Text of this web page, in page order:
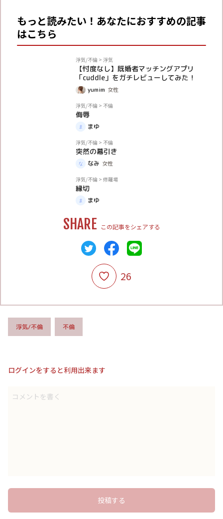
もっと読みたい！あなたにおすすめの記事
はこちら
浮気/不倫 > 浮気
【忖度なし】既婚者マッチングアプリ
「cuddle」をガチレビューしてみた！
yumim 女性
浮気/不倫 > 不倫
侮辱
まゆ
浮気/不倫 > 不倫
突然の幕引き
なみ 女性
浮気/不倫 > 修羅場
縁切
まゆ
SHARE この記事をシェアする
26
浮気/不倫 不倫
ログインをすると利用出来ます
コメントを書く
投稿する